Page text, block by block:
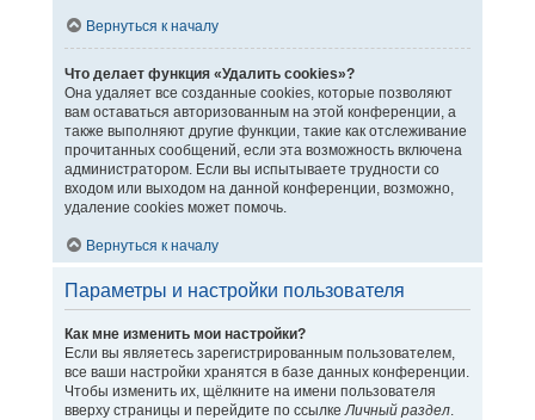
Вернуться к началу
Что делает функция «Удалить cookies»?
Она удаляет все созданные cookies, которые позволяют
вам оставаться авторизованным на этой конференции, а
также выполняют другие функции, такие как отслеживание
прочитанных сообщений, если эта возможность включена
администратором. Если вы испытываете трудности со
входом или выходом на данной конференции, возможно,
удаление cookies может помочь.
Вернуться к началу
Параметры и настройки пользователя
Как мне изменить мои настройки?
Если вы являетесь зарегистрированным пользователем,
все ваши настройки хранятся в базе данных конференции.
Чтобы изменить их, щёлкните на имени пользователя
вверху страницы и перейдите по ссылкеЛичный раздел.